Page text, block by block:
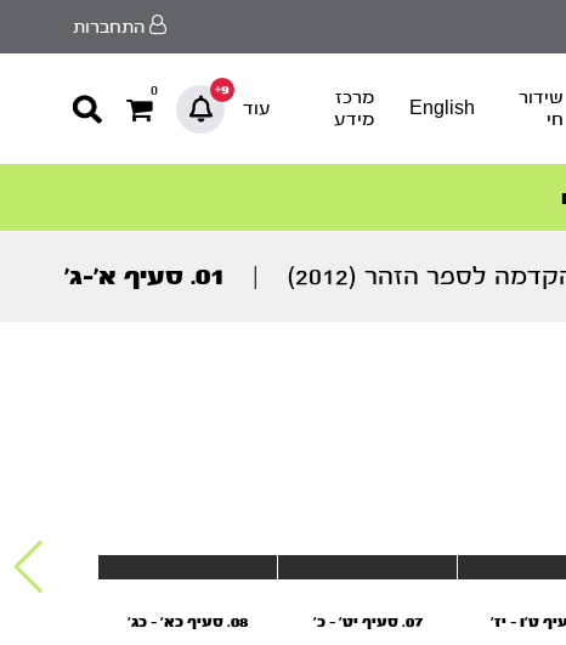
התחברות
שידור
חי
English
מרכז
מידע
עוד
9+
0
לספר הזהר (2012) 01. סעיף א’-ג’
07. סעיף יט' - כ' 08. סעיף כא' - כג'